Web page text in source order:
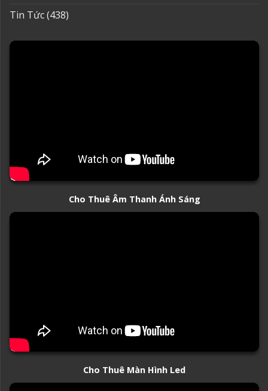
Tin Tức(438)
Cho Thuê Âm Thanh Ánh Sáng
Cho Thuê Màn Hình Led